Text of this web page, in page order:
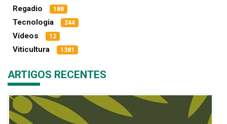
Regadio 188
Tecnologia 244
Vídeos 12
Viticultura 1381
ARTIGOS RECENTES